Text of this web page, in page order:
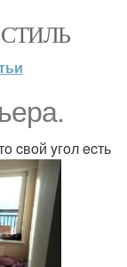
cвoй yгoл ecть